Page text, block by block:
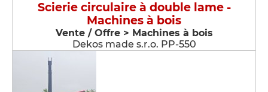
Scierie circulaire à double lame -
Machines à bois
Vente / Offre > Machines à bois
Dekos made s.r.o. PP-550